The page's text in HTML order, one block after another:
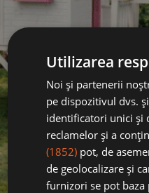
Utilizarea
Noi și partenerii
pe dispozitivul dvs.
identificatori unici și
reclamelor și a
(1852) pot, de
de geolocalizare și
furnizori se pot